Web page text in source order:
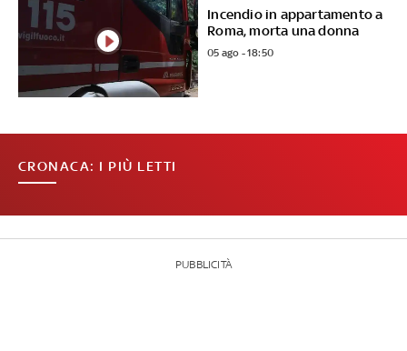
Incendio in appartamento a
Roma, morta una donna
05 ago - 18:50
CRONACA: I PIÙ LETTI
PUBBLICITÀ